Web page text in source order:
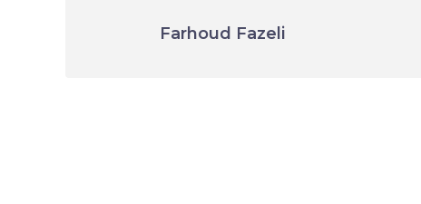
Farhoud Fazeli